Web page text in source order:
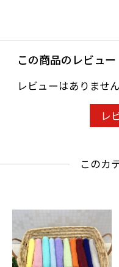
この商品のレビュー
レビューはありません
レ
このカ